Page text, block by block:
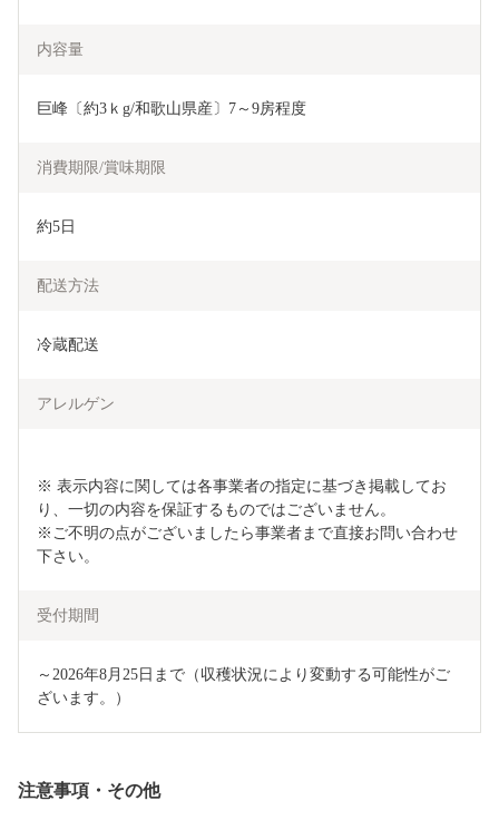
内容量
巨峰〔約3ｋg/和歌山県産〕7～9房程度
消費期限/賞味期限
約5日
配送方法
冷蔵配送
アレルゲン
※ 表示内容に関しては各事業者の指定に基づき掲載してお
り、一切の内容を保証するものではございません。
※ご不明の点がございましたら事業者まで直接お問い合わせ
下さい。
受付期間
～2026年8月25日まで（収穫状況により変動する可能性がご
ざいます。）
注意事項・その他